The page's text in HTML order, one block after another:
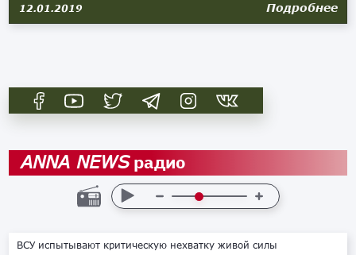
12.01.2019 Подробнее
ANNA NEWSрадио
ВСУ испытывают критическую нехватку живой силы